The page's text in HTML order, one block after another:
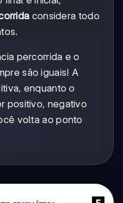
considera todo
percorrida e o
são iguais! A
enquanto o
positivo, negativo
volta ao ponto